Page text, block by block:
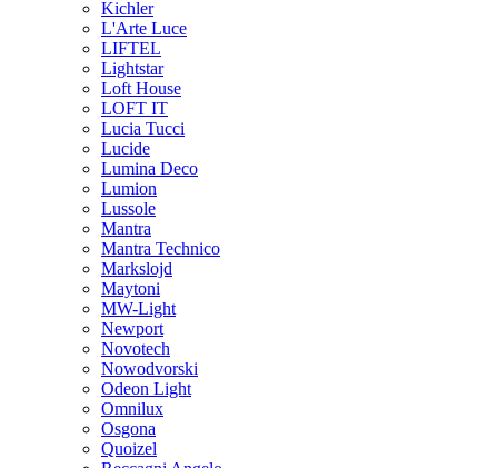
Kichler
L'Arte Luce
LIFTEL
Lightstar
Loft House
LOFT IT
Lucia Tucci
Lucide
Lumina Deco
Lumion
Lussole
Mantra
Mantra Technico
Markslojd
Maytoni
MW-Light
Newport
Novotech
Nowodvorski
Odeon Light
Omnilux
Osgona
Quoizel